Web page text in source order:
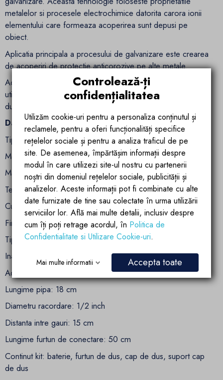
metalelor si procesele electrochimice datorita carora ionii
elementului care formeaza acoperirea sunt depusi pe
obiect.
Aplicatia principala a procesului de galvanizare este crearea
de acoperiri de protectie anticorozive pe alte metale.
Acest tratament face stratul neted, rezistent la coroziune si
utilizare pe termen lung. Bateria capata un aspect si
durabilitate unice.
Date tehnice:
Tipul bateriei: cada
Metoda de montare a bateriei: perete
Material: alama, ABS
Tehnologia de acoperire: Galvanizare
Culoare: Auriu
Finisare baterie: auriu lucios
Tip cap: ceramica
Inaltime : 10.5 cm
Adancime: 20 cm
Lungime pipa: 18 cm
Diametru racordare: 1/2 inch
Distanta intre gauri: 15 cm
Lungime furtun de conectare: 50 cm
Continut kit: baterie, furtun de dus, cap de dus, suport cap
de dus
Controlează-ți
confidențialitatea
Utilizăm cookie-uri pentru a personaliza conținutul și
reclamele, pentru a oferi funcționalități specifice
rețelelor sociale și pentru a analiza traficul de pe
site. De asemenea, împărtășim informații despre
modul în care utilizezi site-ul nostru cu partenerii
noștri din domeniul rețelelor sociale, publicității și
analizelor. Aceste informații pot fi combinate cu alte
date furnizate de tine sau colectate în urma utilizării
serviciilor lor. Află mai multe detalii, inclusiv despre
cum îți poți retrage acordul, în Politica de
Confidentialitate si Utilizare Cookie-uri.
Mai multe informatii Accepta toate